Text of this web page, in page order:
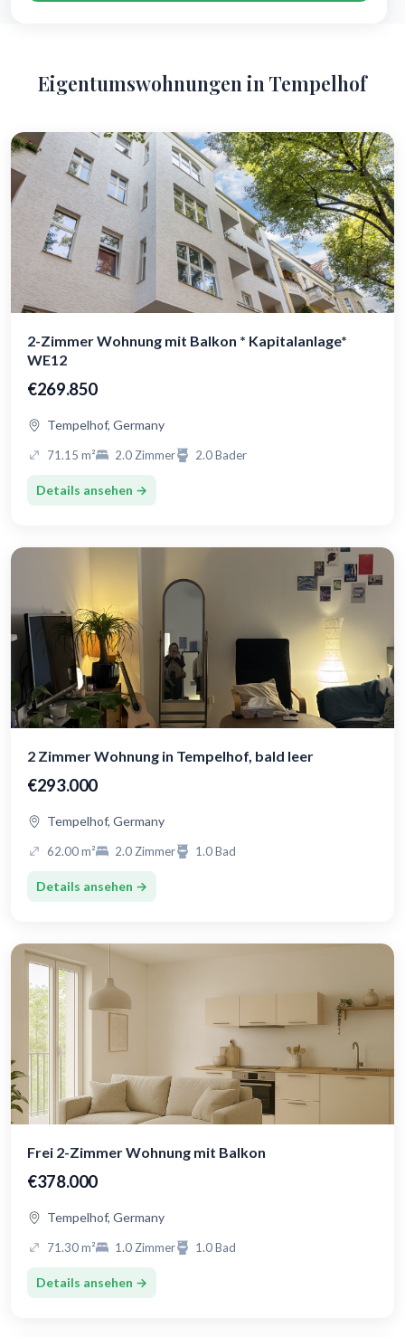
Eigentumswohnungen in Tempelhof
2-Zimmer Wohnung mit Balkon * Kapitalanlage*
WE12
€269.850
Tempelhof, Germany
71.15 m² 2.0 Zimmer 2.0 Bader
Details ansehen →
2 Zimmer Wohnung in Tempelhof, bald leer
€293.000
Tempelhof, Germany
62.00 m² 2.0 Zimmer 1.0 Bad
Details ansehen →
Frei 2-Zimmer Wohnung mit Balkon
€378.000
Tempelhof, Germany
71.30 m² 1.0 Zimmer 1.0 Bad
Details ansehen →